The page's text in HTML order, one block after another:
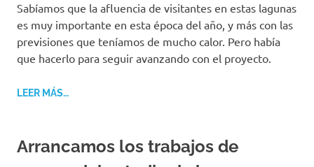
Sabíamos que la afluencia de visitantes en estas lagunas
es muy importante en esta época del año, y más con las
previsiones que teníamos de mucho calor. Pero había
que hacerlo para seguir avanzando con el proyecto.
LEER MÁS…
Arrancamos los trabajos de